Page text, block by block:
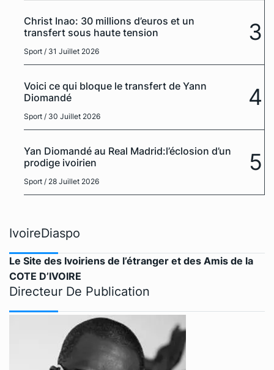
Christ Inao: 30 millions d’euros et un
transfert sous haute tension
Sport / 31 Juillet 2026
3
Voici ce qui bloque le transfert de Yann
Diomandé
Sport / 30 Juillet 2026
4
Yan Diomandé au Real Madrid:l’éclosion d’un
prodige ivoirien
Sport / 28 Juillet 2026
5
IvoireDiaspo
Le Site des Ivoiriens de l’étranger et des Amis de la
COTE D’IVOIRE
Directeur De Publication